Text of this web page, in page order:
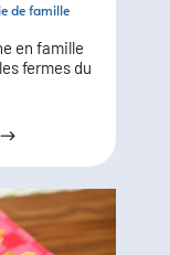
de famille
en famille
fermes du